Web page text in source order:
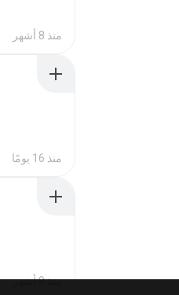
منذ 8 أشهر
منذ 16 يومًا
منذ 9 أشهر